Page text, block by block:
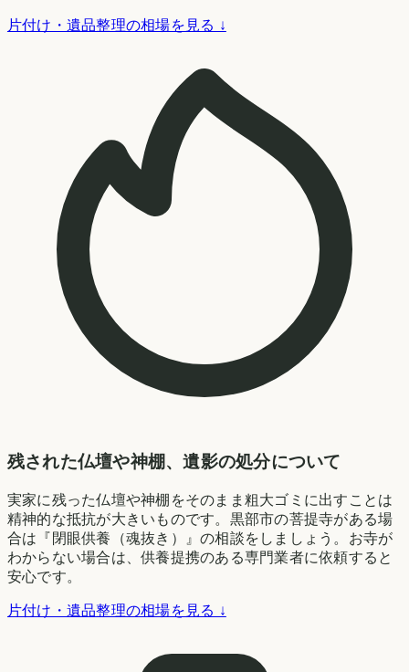
片付け・遺品整理の相場を見る ↓
残された仏壇や神棚、遺影の処分について
実家に残った仏壇や神棚をそのまま粗大ゴミに出すことは
精神的な抵抗が大きいものです。黒部市の菩提寺がある場
合は『閉眼供養（魂抜き）』の相談をしましょう。お寺が
わからない場合は、供養提携のある専門業者に依頼すると
安心です。
片付け・遺品整理の相場を見る ↓